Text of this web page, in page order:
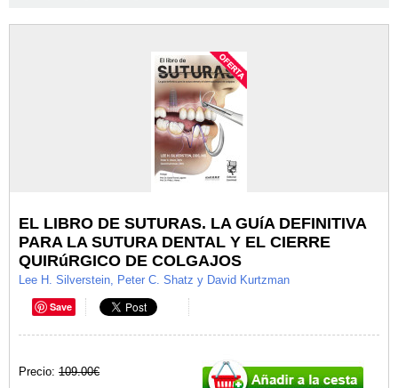
EL LIBRO DE SUTURAS. LA GUíA DEFINITIVA
PARA LA SUTURA DENTAL Y EL CIERRE
QUIRúRGICO DE COLGAJOS
Lee H. Silverstein, Peter C. Shatz y David Kurtzman
Save
Precio: 109.00€